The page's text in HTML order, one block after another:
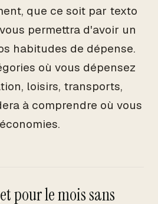
que ce soit par texto
permettra d'avoir un
habitudes de dépense.
où vous dépensez
loisirs, transports,
à comprendre où vous
pour le mois sans